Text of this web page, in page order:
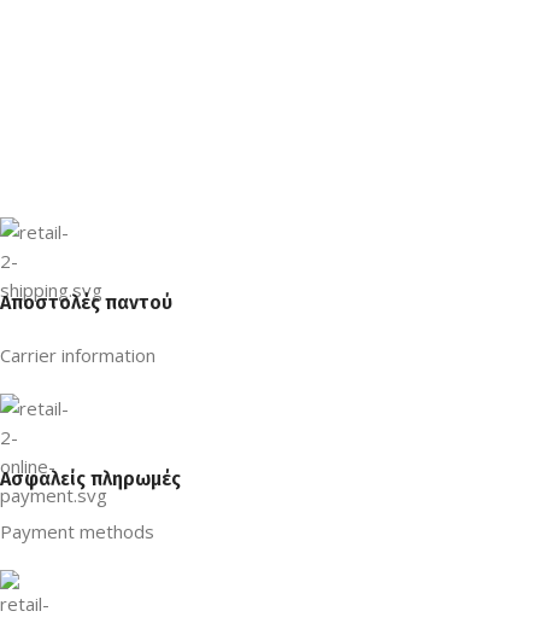
Αποστολές παντού
Carrier information
Ασφαλείς πληρωμές
Payment methods